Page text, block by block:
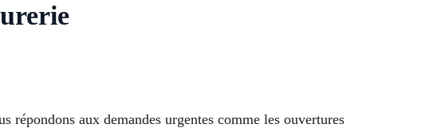
aux demandes urgentes comme les ouvertures